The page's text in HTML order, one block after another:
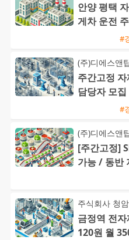
안양 평택
게차 운전
#
(주)디에스앤
주간고정
담당자 모집
#
(주)디에스앤
[주간고정]
가능 / 동반
주식회사 청암
금정역 전
120원 월